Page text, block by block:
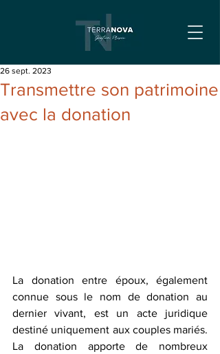
Transmettre son patrimoine
avec la donation
26 sept. 2023
La donation entre époux, également
connue sous le nom de donation au
dernier vivant, est un acte juridique
destiné uniquement aux couples mariés.
La donation apporte de nombreux